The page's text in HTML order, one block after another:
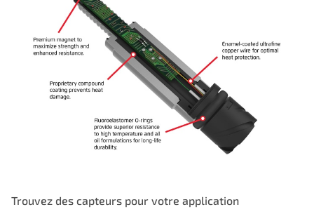
Trouvez des capteurs pour votre application